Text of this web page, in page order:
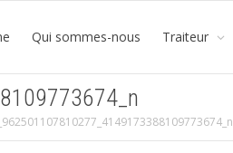
Qui sommes-nous Traiteur